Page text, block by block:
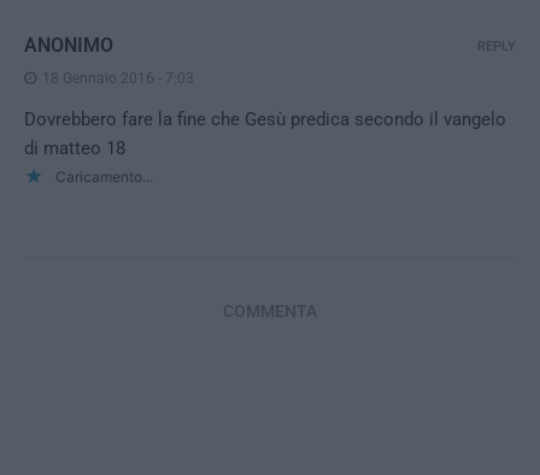
ANONIMO
18 Gennaio 2016 - 7:03
Dovrebbero fare la fine che Gesù predica secondo il vangelo
di matteo 18
Caricamento...
REPLY
COMMENTA